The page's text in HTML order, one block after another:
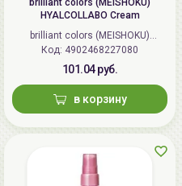
brilliant colors (MEISHOKU)
HYALCOLLABO Cream
brilliant colors (MEISHOKU)
(Япония)
Код: 4902468227080
101.04 руб.
в корзину